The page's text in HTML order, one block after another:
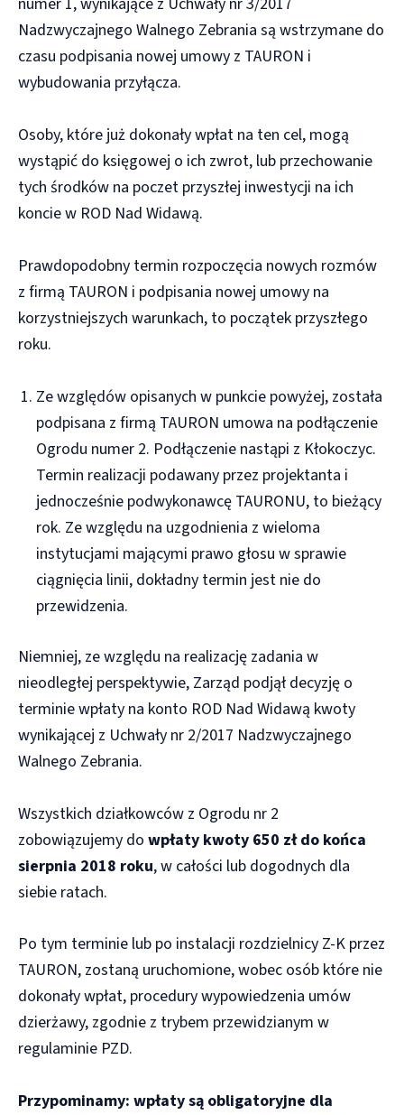
Nadzwyczajnego Walnego Zebrania są wstrzymane do
czasu podpisania nowej umowy z TAURON i
wybudowania przyłącza.
Osoby, które już dokonały wpłat na ten cel, mogą
wystąpić do księgowej o ich zwrot, lub przechowanie
tych środków na poczet przyszłej inwestycji na ich
koncie w ROD Nad Widawą.
Prawdopodobny termin rozpoczęcia nowych rozmów
z firmą TAURON i podpisania nowej umowy na
korzystniejszych warunkach, to początek przyszłego
roku.
Ze względów opisanych w punkcie powyżej, została
podpisana z firmą TAURON umowa na podłączenie
Ogrodu numer 2. Podłączenie nastąpi z Kłokoczyc.
Termin realizacji podawany przez projektanta i
jednocześnie podwykonawcę TAURONU, to bieżący
rok. Ze względu na uzgodnienia z wieloma
instytucjami mającymi prawo głosu w sprawie
ciągnięcia linii, dokładny termin jest nie do
przewidzenia.
Niemniej, ze względu na realizację zadania w
nieodległej perspektywie, Zarząd podjął decyzję o
terminie wpłaty na konto ROD Nad Widawą kwoty
wynikającej z Uchwały nr 2/2017 Nadzwyczajnego
Walnego Zebrania.
Wszystkich działkowców z Ogrodu nr 2
zobowiązujemy do wpłaty kwoty 650 zł do końca
sierpnia 2018 roku, w całości lub dogodnych dla
siebie ratach.
Po tym terminie lub po instalacji rozdzielnicy Z-K przez
TAURON, zostaną uruchomione, wobec osób które nie
dokonały wpłat, procedury wypowiedzenia umów
dzierżawy, zgodnie z trybem przewidzianym w
regulaminie PZD.
Przypominamy: wpłaty są obligatoryjne dla